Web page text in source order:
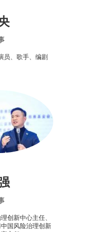
员、歌手、编剧
创新中心主任、
国风险治理创新